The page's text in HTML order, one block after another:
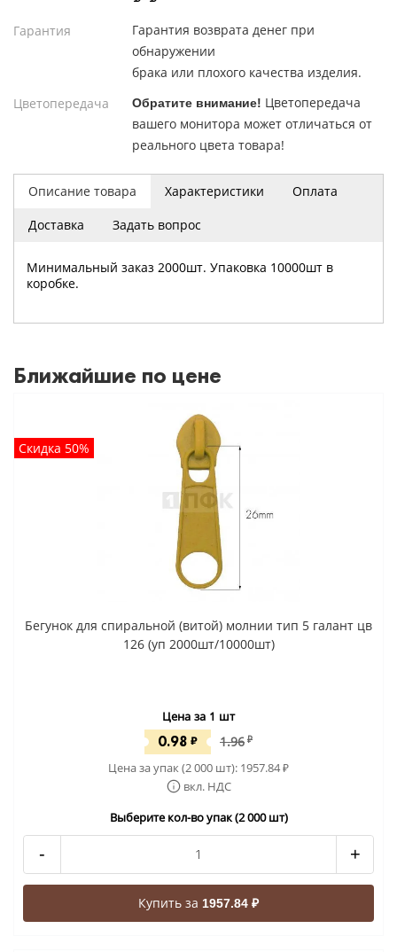
Описание товара Характеристики
Оплата
Доставка
Задать вопрос
Минимальный заказ 2000шт. Упаковка 10000шт в
коробке.
Гарантия
Гарантия возврата денег при
обнаружении
брака или плохого качества изделия.
Цветопередача
Обратите внимание! Цветопередача
вашего монитора может отличаться от
реального цвета товара!
Ближайшие по цене
Скидка 50%
Бегунок для спиральной (витой) молнии тип 5 галант цв
126 (уп 2000шт/10000шт)
Цена за 1 шт
0.98 ₽ 1.96 ₽
Цена за упак (2 000 шт): 1957.84₽
вкл. НДС
Выберите кол-во упак (2 000 шт)
- +
Купить за 1957.84 ₽